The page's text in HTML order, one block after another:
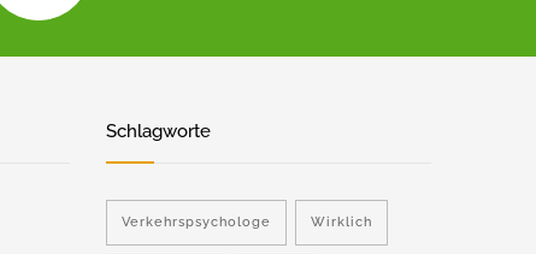
Schlagworte
Verkehrspsychologe Wirklich